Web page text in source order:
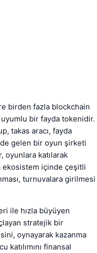
birden fazla blockchain
uyumlu bir fayda tokenidir.
takas aracı, fayda
gelen bir oyun şirketi
oyunlara katılarak
ekosistem içinde çeşitli
turnuvalara girilmesi
ile hızla büyüyen
stratejik bir
oynayarak kazanma
finansal